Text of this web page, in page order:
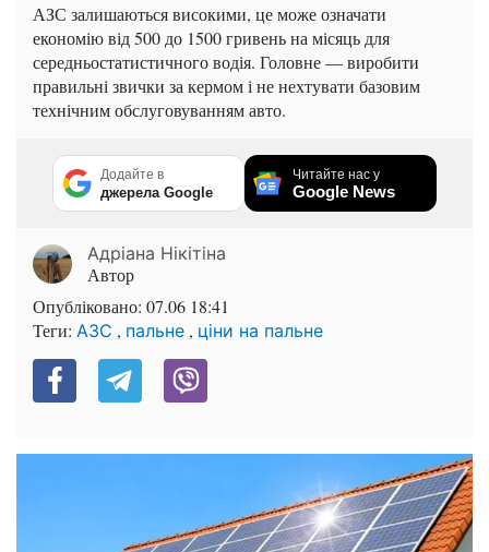
АЗС залишаються високими, це може означати
економію від 500 до 1500 гривень на місяць для
середньостатистичного водія. Головне — виробити
правильні звички за кермом і не нехтувати базовим
технічним обслуговуванням авто.
Додайте в
джерела Google
Читайте нас у
Google News
Адріана Нікітіна
Автор
Опубліковано: 07.06 18:41
Теги: АЗС , пальне , ціни на пальне